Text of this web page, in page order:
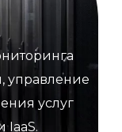
управление
услуг
IaaS.